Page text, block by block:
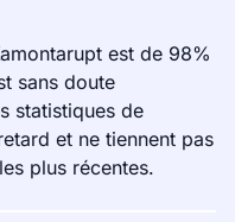
est de 98%
sans doute
statistiques de
et ne tiennent pas
plus récentes.